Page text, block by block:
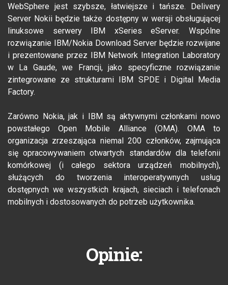
WebSphere jest szybsze, łatwiejsze i tańsze. Delivery
Server Nokii będzie także dostępny w wersji obsługującej
linuksowe serwery IBM xSeries eServer. Wspólne
rozwiązanie IBM/Nokia Download Server będzie rozwijane
i prezentowane przez IBM Network Integration Laboratory
w La Gaude, we Francji, jako specyficzne rozwiązanie
zintegrowane ze strukturami IBM SPDE i Digital Media
Factory.
Zarówno Nokia, jak i IBM są aktywnymi członkami nowo
powstałego Open Mobile Alliance (OMA). OMA to
organizacja zrzeszająca niemal 200 członków, zajmująca
się opracowywaniem otwartych standardów dla telefonii
komórkowej (i całego sektora urządzeń mobilnych),
służących do tworzenia interoperatywnych usług
dostępnych we wszystkich krajach, sieciach i telefonach
mobilnych i dostosowanych do potrzeb użytkownika.
Opinie: